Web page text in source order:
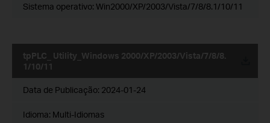
Sistema operativo: Win2000/XP/2003/Vista/7/8/8.1/10/11
tpPLC_ Utility_Windows 2000/XP/2003/Vista/7/8/8.
1/10/11
Data de Publicação: 2024-01-24
Idioma: Multi-Idiomas